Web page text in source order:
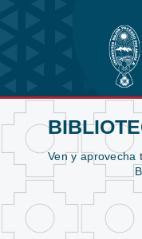
Ven y aprovecha